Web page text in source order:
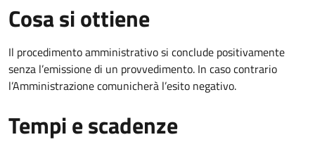
Cosa si ottiene
Il procedimento amministrativo si conclude positivamente
senza l’emissione di un provvedimento. In caso contrario
l’Amministrazione comunicherà l’esito negativo.
Tempi e scadenze